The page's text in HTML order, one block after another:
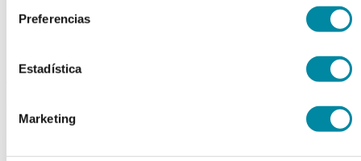
Preferencias
Estadística
Marketing